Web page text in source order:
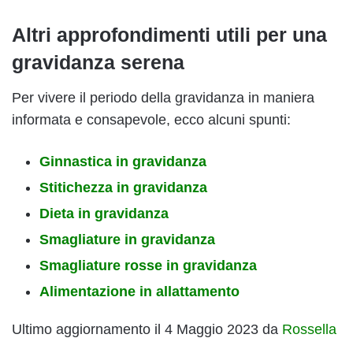
Altri approfondimenti utili per una
gravidanza serena
Per vivere il periodo della gravidanza in maniera
informata e consapevole, ecco alcuni spunti:
Ginnastica in gravidanza
Stitichezza in gravidanza
Dieta in gravidanza
Smagliature in gravidanza
Smagliature rosse in gravidanza
Alimentazione in allattamento
Ultimo aggiornamento il 4 Maggio 2023 da Rossella